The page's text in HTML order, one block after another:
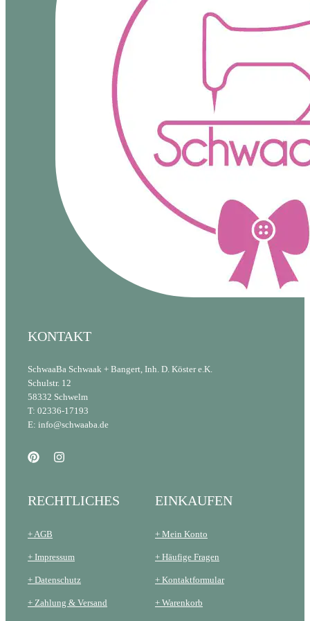
KONTAKT
SchwaaBa Schwaak + Bangert, Inh. D. Köster e.K.
Schulstr. 12
58332 Schwelm
T: 02336-17193
E: info@schwaaba.de
RECHTLICHES
+ AGB
+ Impressum
+ Datenschutz
+ Zahlung & Versand
EINKAUFEN
+ Mein Konto
+ Häufige Fragen
+ Kontaktformular
+ Warenkorb